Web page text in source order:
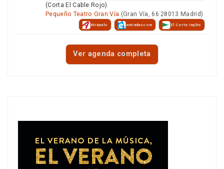
(Corta El Cable Rojo)
Pequeño Teatro Gran Vía (Gran Vía, 66 28013 Madrid)
Atrápalo entradas.com El Corte Inglés
Ver agenda completa